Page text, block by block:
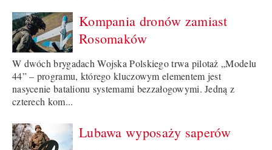
Kompania dronów zamiast
Rosomaków
W dwóch brygadach Wojska Polskiego trwa pilotaż „Modelu
44” – programu, którego kluczowym elementem jest
nasycenie batalionu systemami bezzałogowymi. Jedną z
czterech kom...
Lubawa wyposaży saperów